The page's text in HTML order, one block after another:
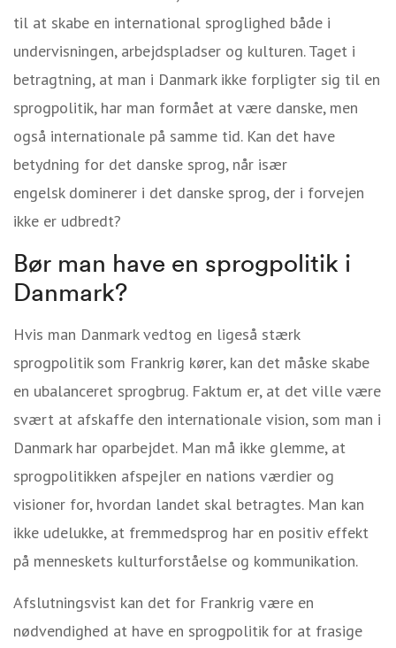
til at skabe en international sproglighed både i
undervisningen, arbejdspladser og kulturen. Taget i
betragtning, at man i Danmark ikke forpligter sig til en
sprogpolitik, har man formået at være danske, men
også internationale på samme tid. Kan det have
betydning for det danske sprog, når især
engelsk dominerer i det danske sprog, der i forvejen
ikke er udbredt?
Bør man have en sprogpolitik i
Danmark?
Hvis man Danmark vedtog en ligeså stærk
sprogpolitik som Frankrig kører, kan det måske skabe
en ubalanceret sprogbrug. Faktum er, at det ville være
svært at afskaffe den internationale vision, som man i
Danmark har oparbejdet. Man må ikke glemme, at
sprogpolitikken afspejler en nations værdier og
visioner for, hvordan landet skal betragtes. Man kan
ikke udelukke, at fremmedsprog har en positiv effekt
på menneskets kulturforståelse og kommunikation.
Afslutningsvist kan det for Frankrig være en
nødvendighed at have en sprogpolitik for at frasige